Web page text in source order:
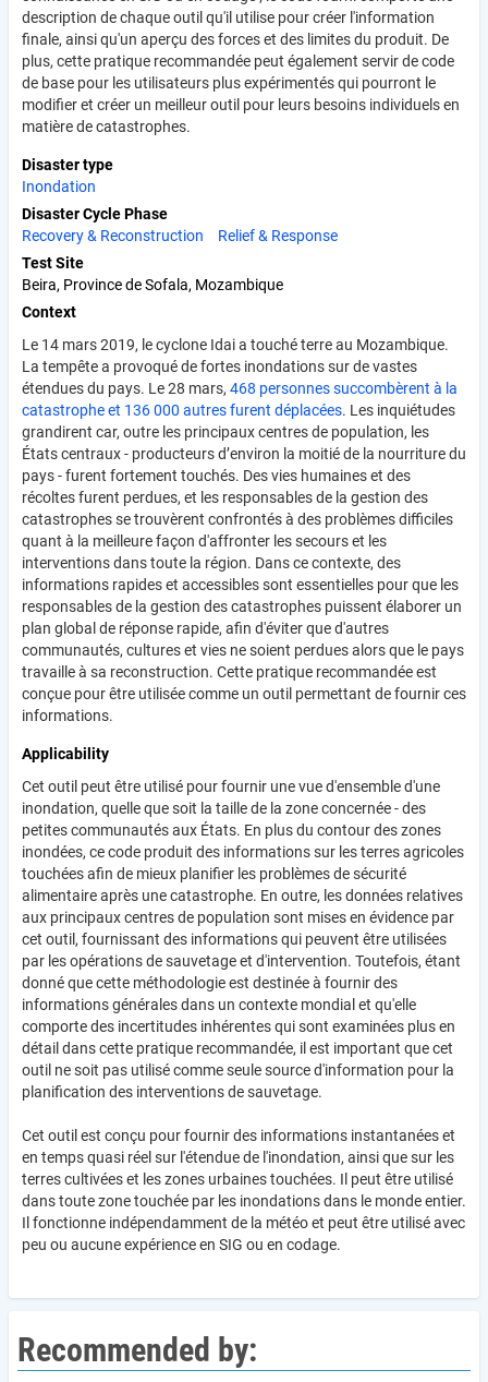
description de chaque outil qu'il utilise pour créer l'information
finale, ainsi qu'un aperçu des forces et des limites du produit. De
plus, cette pratique recommandée peut également servir de code
de base pour les utilisateurs plus expérimentés qui pourront le
modifier et créer un meilleur outil pour leurs besoins individuels en
matière de catastrophes.
Disaster type
Inondation
Disaster Cycle Phase
Recovery & Reconstruction
Relief & Response
Test Site
Beira, Province de Sofala, Mozambique
Context
Le 14 mars 2019, le cyclone Idai a touché terre au Mozambique.
La tempête a provoqué de fortes inondations sur de vastes
étendues du pays. Le 28 mars, 468 personnes succombèrent à la
catastrophe et 136 000 autres furent déplacées. Les inquiétudes
grandirent car, outre les principaux centres de population, les
États centraux - producteurs d’environ la moitié de la nourriture du
pays - furent fortement touchés. Des vies humaines et des
récoltes furent perdues, et les responsables de la gestion des
catastrophes se trouvèrent confrontés à des problèmes difficiles
quant à la meilleure façon d'affronter les secours et les
interventions dans toute la région. Dans ce contexte, des
informations rapides et accessibles sont essentielles pour que les
responsables de la gestion des catastrophes puissent élaborer un
plan global de réponse rapide, afin d'éviter que d'autres
communautés, cultures et vies ne soient perdues alors que le pays
travaille à sa reconstruction. Cette pratique recommandée est
conçue pour être utilisée comme un outil permettant de fournir ces
informations.
Applicability
Cet outil peut être utilisé pour fournir une vue d'ensemble d'une
inondation, quelle que soit la taille de la zone concernée - des
petites communautés aux États. En plus du contour des zones
inondées, ce code produit des informations sur les terres agricoles
touchées afin de mieux planifier les problèmes de sécurité
alimentaire après une catastrophe. En outre, les données relatives
aux principaux centres de population sont mises en évidence par
cet outil, fournissant des informations qui peuvent être utilisées
par les opérations de sauvetage et d'intervention. Toutefois, étant
donné que cette méthodologie est destinée à fournir des
informations générales dans un contexte mondial et qu'elle
comporte des incertitudes inhérentes qui sont examinées plus en
détail dans cette pratique recommandée, il est important que cet
outil ne soit pas utilisé comme seule source d'information pour la
planification des interventions de sauvetage.
Cet outil est conçu pour fournir des informations instantanées et
en temps quasi réel sur l'étendue de l'inondation, ainsi que sur les
terres cultivées et les zones urbaines touchées. Il peut être utilisé
dans toute zone touchée par les inondations dans le monde entier.
Il fonctionne indépendamment de la météo et peut être utilisé avec
peu ou aucune expérience en SIG ou en codage.
Recommended by: